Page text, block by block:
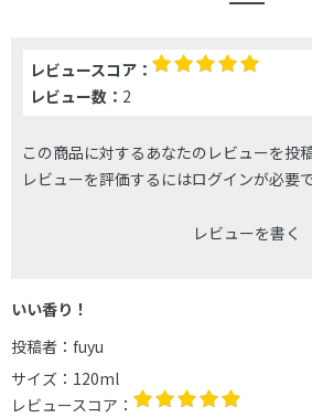
レビュースコア：
レビュー数： 2
この商品に対するあなたのレビューを投
レビューを評価するにはログインが必要で
レビューを書く
いい香り！
投稿者： fuyu
サイズ： 120ml
レビュースコア：